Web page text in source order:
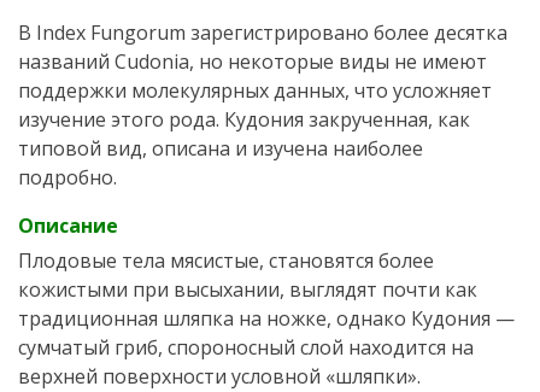
В Index Fungorum зарегистрировано более десятка
названий Cudonia, но некоторые виды не имеют
поддержки молекулярных данных, что усложняет
изучение этого рода. Кудония закрученная, как
типовой вид, описана и изучена наиболее
подробно.
Описание
Плодовые тела мясистые, становятся более
кожистыми при высыхании, выглядят почти как
традиционная шляпка на ножке, однако Кудония —
сумчатый гриб, спороносный слой находится на
верхней поверхности условной «шляпки».